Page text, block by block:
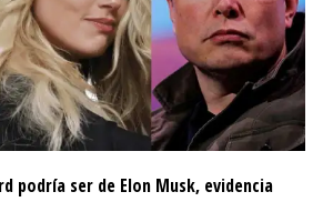
podría ser de Elon Musk, evidencia